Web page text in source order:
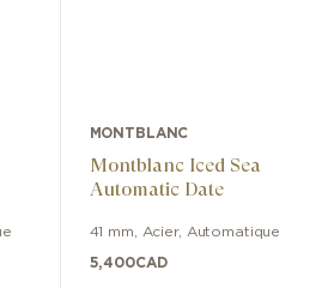
MONTBLANC
Montblanc Iced Sea
Automatic Date
41 mm Acier, Automatique
5,400CAD